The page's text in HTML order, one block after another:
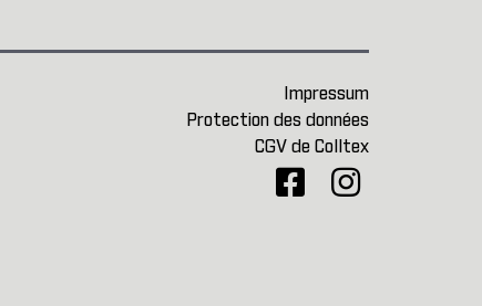
Impressum
Protection des données
CGV de Colltex